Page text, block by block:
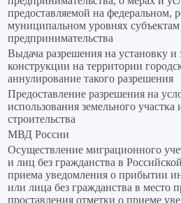
предоставляемой на федеральном,
муниципальном уровнях
предпринимательства
Выдача разрешения на установку
конструкции на территории
аннулирование такого разрешения
Предоставление разрешения на
использования земельного
строительства
МВД России
Осуществление миграционного
и лиц без гражданства в
приема уведомления о прибытии
или лица без гражданства в место
проставления отметки о приеме